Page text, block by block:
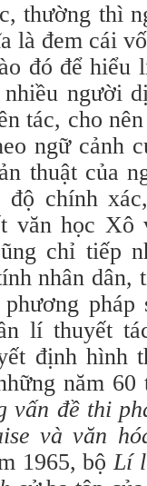
thường thì
là đem cái
đó để hiểu
người
tác, cho
ngữ cảnh
thuật của
độ chính
văn học Xô
chỉ tiếp
nhân dân,
pháp
lí thuyết
định hình
năm 60
vấn đề thi
và văn
1965, bộLí